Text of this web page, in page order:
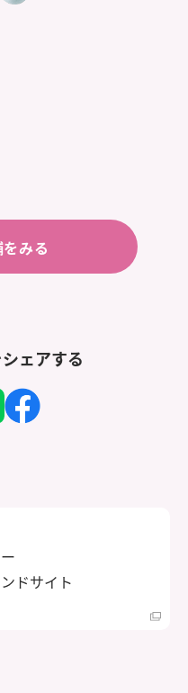
みる
ェアする
ドサイト